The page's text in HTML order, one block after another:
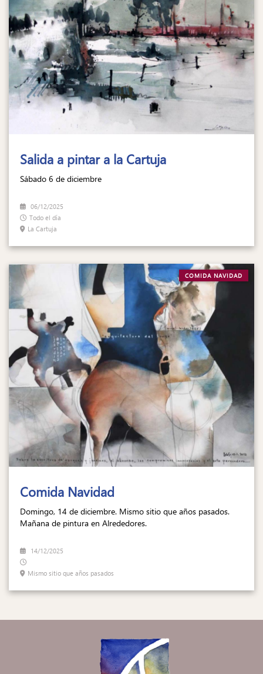
Salida a pintar a la Cartuja
Sábado 6 de diciembre
06/12/2025
Todo el día
La Cartuja
COMIDA NAVIDAD
Comida Navidad
Domingo, 14 de diciembre. Mismo sitio que años pasados.
Mañana de pintura en Alrededores.
14/12/2025
Mismo sitio que años pasados